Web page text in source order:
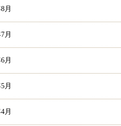
月
月
月
月
月